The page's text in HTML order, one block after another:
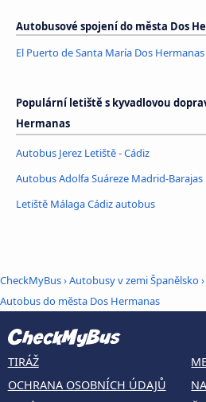
Autobusové spojení do města Dos
El Puerto de Santa María Dos
Populární letiště s kyvadlovou
Hermanas
Autobus Jerez Letiště - Cádiz
Autobus Adolfa Suáreze Madrid-Barajas
Letiště Málaga Cádiz autobus
CheckMyBus›Autobusy v zemi Španělsko›
Autobus do města Dos Hermanas
TIRÁŽ
OCHRANA OSOBNÍCH ÚDAJŮ